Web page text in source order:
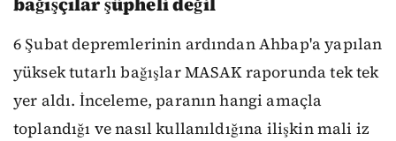
6 Şubat depremlerinin ardından Ahbap'a yapılan
yüksek tutarlı bağışlar MASAK raporunda tek tek
yer aldı. İnceleme, paranın hangi amaçla
toplandığı ve nasıl kullanıldığına ilişkin mali iz